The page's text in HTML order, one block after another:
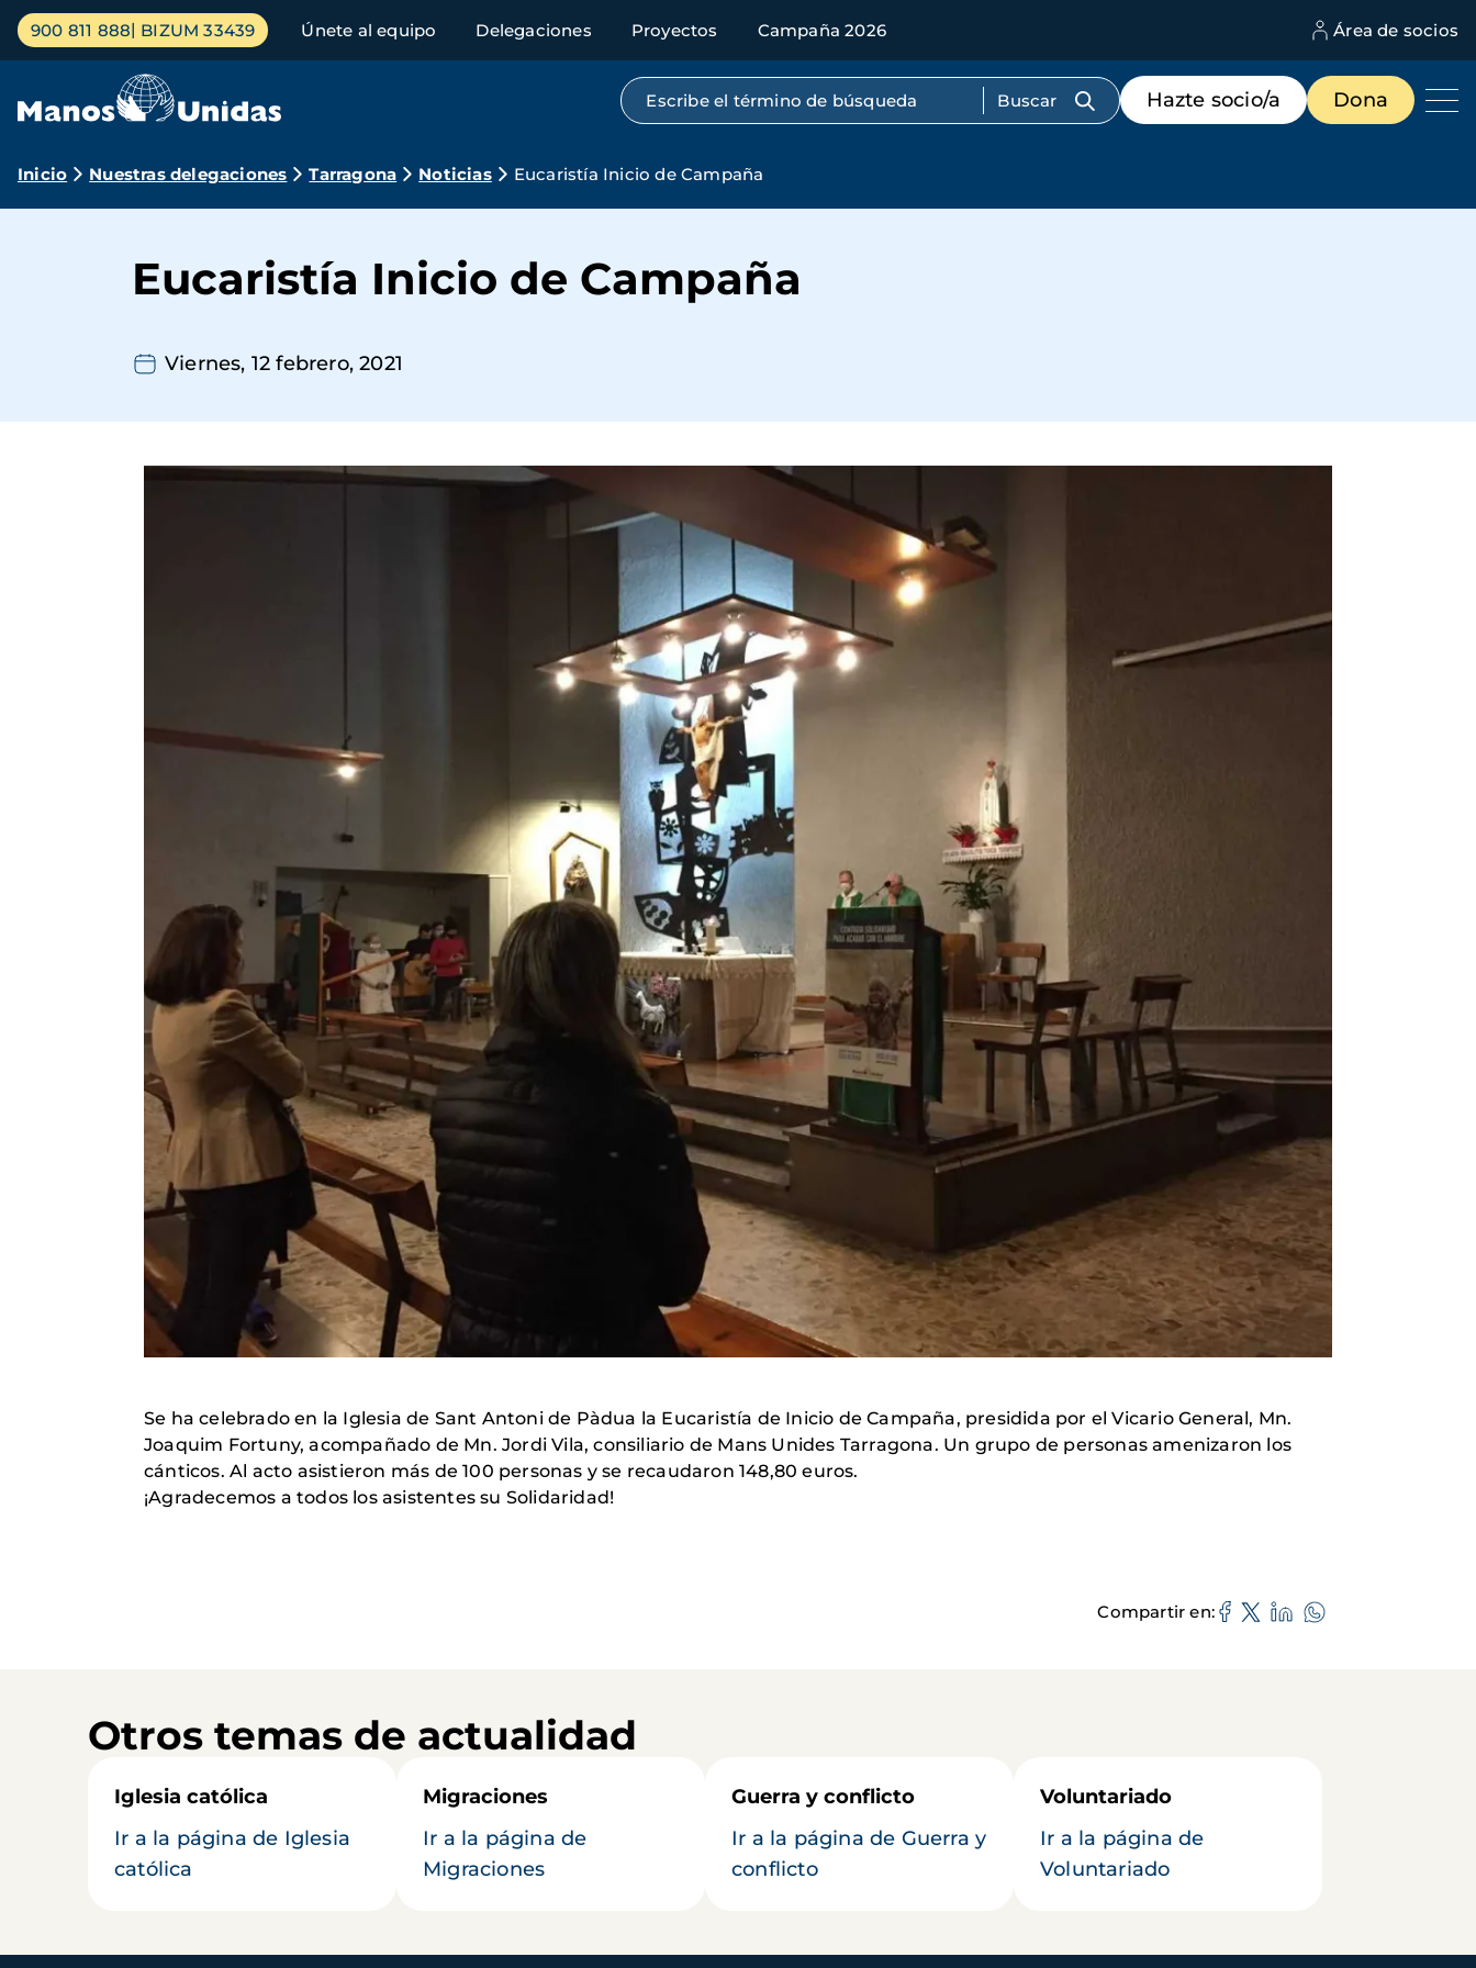
Pasar
contenido
Menú
principal
900 811 888 BIZUM 33439 Únete al equipo Delegaciones Proyectos Campaña 2026 Área de socios
Búsqueda por texto completo
Menú
de
destacados
Hazte socio/a Dona
Ruta
navegación
Inicio Nuestras delegaciones Tarragona Noticias Eucaristía Inicio de Campaña
Eucaristía Inicio de Campaña
Viernes, 12 febrero, 2021
Se ha celebrado en la Iglesia de Sant Antoni de Pàdua la Eucaristía de Inicio de Campaña, presidida por el Vicario General, Mn.
Joaquim Fortuny, acompañado de Mn. Jordi Vila, consiliario de Mans Unides Tarragona. Un grupo de personas amenizaron los
cánticos. Al acto asistieron más de 100 personas y se recaudaron 148,80 euros.
¡Agradecemos a todos los asistentes su Solidaridad!
Compartir en
Otros temas de actualidad
Iglesia católica
Ir a la página de Iglesia
católica
Migraciones
Ir a la página de
Migraciones
Guerra y conflicto
Ir a la página de Guerra y
conflicto
Voluntariado
Ir a la página de
Voluntariado